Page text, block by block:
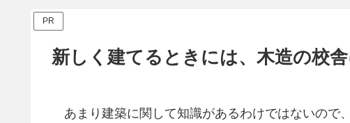
PR
新しく建てるときには、木造の校
あまり建築に関して知識があるわけではないので